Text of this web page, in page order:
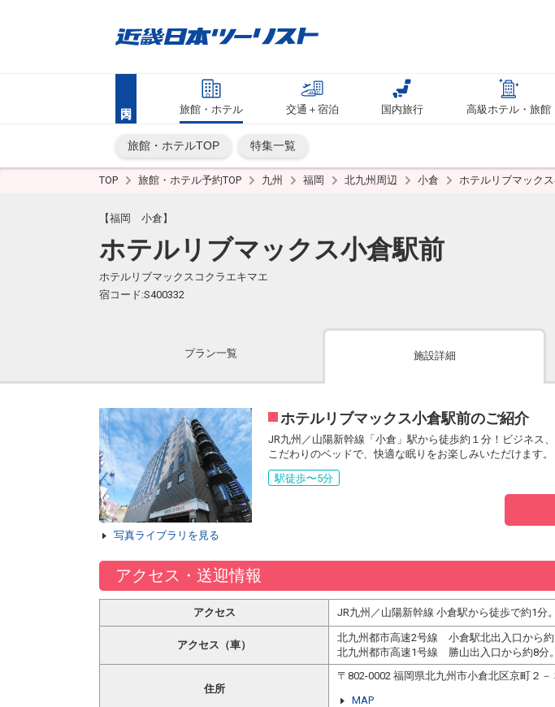
旅館・ホテル 交通＋宿泊 国内旅行 高級ホテル・旅館
旅館・ホテルTOP 特集一覧
TOP 旅館・ホテル予約TOP 九州 福岡 北九州周辺 小倉 ホテルリブマック
【福岡 小倉】
ホテルリブマックス小倉駅前
ホテルリブマックスコクラエキマエ
宿コード:S400332
プラン一覧 施設詳細
写真ライブラリを見る
ホテルリブマックス小倉駅前のご紹介
JR九州／山陽新幹線「小倉」駅から徒歩約１分！ビジネス
こだわりのベッドで、快適な眠りをお楽しみいただけます
駅徒歩〜5分
アクセス・送迎情報
アクセス JR九州／山陽新幹線 小倉駅から徒歩で約1分。
アクセス（車）
北九州都市高速2号線 小倉駅北出入口から約
北九州都市高速1号線 勝山出入口から約8分。
住所
〒802-0002 福岡県北九州市小倉北区京町２－
MAP